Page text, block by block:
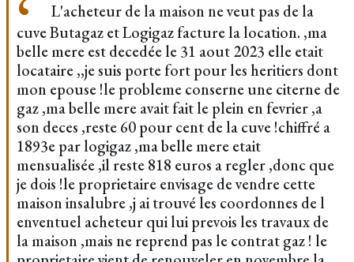
L'acheteur de la maison ne veut pas de la
cuve Butagaz et Logigaz facture la location. ,ma
belle mere est decedée le 31 aout 2023 elle etait
locataire ,,je suis porte fort pour les heritiers dont
mon epouse !le probleme conserne une citerne de
gaz ,ma belle mere avait fait le plein en fevrier ,a
son deces ,reste 60 pour cent de la cuve !chiffré a
1893e par logigaz ,ma belle mere etait
mensualisée ,il reste 818 euros a regler ,donc que
je dois !le proprietaire envisage de vendre cette
maison insalubre ,j ai trouvé les coordonnes de l
enventuel acheteur qui lui prevois les travaux de
la maison ,mais ne reprend pas le contrat gaz ! le